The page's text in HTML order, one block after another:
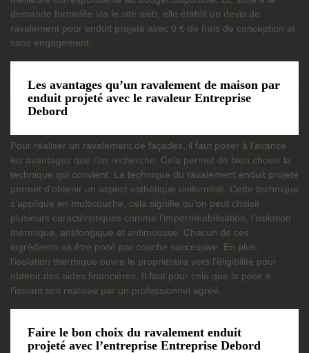
demande formulée via le site web, elle établit un devis de
ravalement pour enduit projeté avec 0 € de frais de conception et
sans engagement.
Les avantages qu’un ravalement de maison par
enduit projeté avec le ravaleur Entreprise
Debord
Pour réaliser un ravalement de façades, il faut poser à l’avance
les avantages que l’on recherche. Cela permet de bien choisir la
technique qui convient. La technique du ravalement enduit projeté
permet d’obtenir un aspect esthétique uniformisé. Cette technique
s’applique en multicouche, cela signifie qu’on peut choisir
plusieurs caractéristiques comme l’imperméabilisation, l’isolation
thermique, antifongique et antimousse. Chacun de ces
ingrédients va être posé par couche successive. En plus,
l’isolation thermique ouvre le propriétaire vers l’éligibilité pour
obtenir des aides financières. Il faut pour cela que la pose e
l’isolant soit réalisée par un professionnel agréé.
Faire le bon choix du ravalement enduit
projeté avec l’entreprise Entreprise Debord